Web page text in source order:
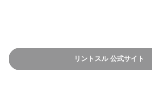
リントスル 公式サイト